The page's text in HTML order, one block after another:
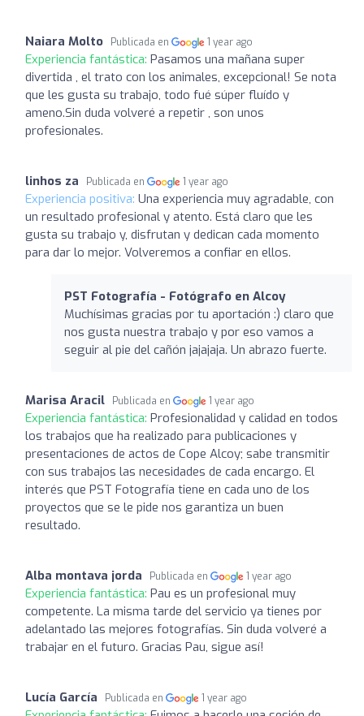
Naiara Molto Publicada en 1 year ago
Experiencia fantástica: Pasamos una mañana super
divertida , el trato con los animales, excepcional! Se nota
que les gusta su trabajo, todo fué súper fluído y
ameno.Sin duda volveré a repetir , son unos
profesionales.
linhos za Publicada en 1 year ago
Experiencia positiva: Una experiencia muy agradable, con
un resultado profesional y atento. Está claro que les
gusta su trabajo y, disfrutan y dedican cada momento
para dar lo mejor. Volveremos a confiar en ellos.
PST Fotografía - Fotógrafo en Alcoy
Muchísimas gracias por tu aportación :) claro que
nos gusta nuestra trabajo y por eso vamos a
seguir al pie del cañón jajajaja. Un abrazo fuerte.
Marisa Aracil Publicada en 1 year ago
Experiencia fantástica: Profesionalidad y calidad en todos
los trabajos que ha realizado para publicaciones y
presentaciones de actos de Cope Alcoy; sabe transmitir
con sus trabajos las necesidades de cada encargo. El
interés que PST Fotografía tiene en cada uno de los
proyectos que se le pide nos garantiza un buen
resultado.
Alba montava jorda Publicada en 1 year ago
Experiencia fantástica: Pau es un profesional muy
competente. La misma tarde del servicio ya tienes por
adelantado las mejores fotografías. Sin duda volveré a
trabajar en el futuro. Gracias Pau, sigue así!
Lucía García Publicada en 1 year ago